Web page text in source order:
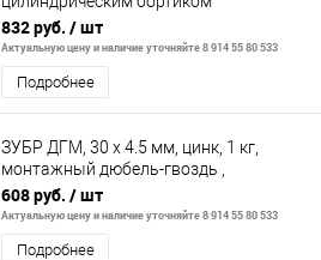
8х120мм,100шт// СИБРТЕХ
832 руб. / шт
Актуальную цену и наличие уточняйте 8 914 55 80 533
Подробнее
ЗУБР ДГМ, 30 x 4.5 мм, цинк, 1 кг,
монтажный дюбель-гвоздь ,
Профессионал (3063-45-30-1)
608 руб. / шт
Актуальную цену и наличие уточняйте 8 914 55 80 533
Подробнее